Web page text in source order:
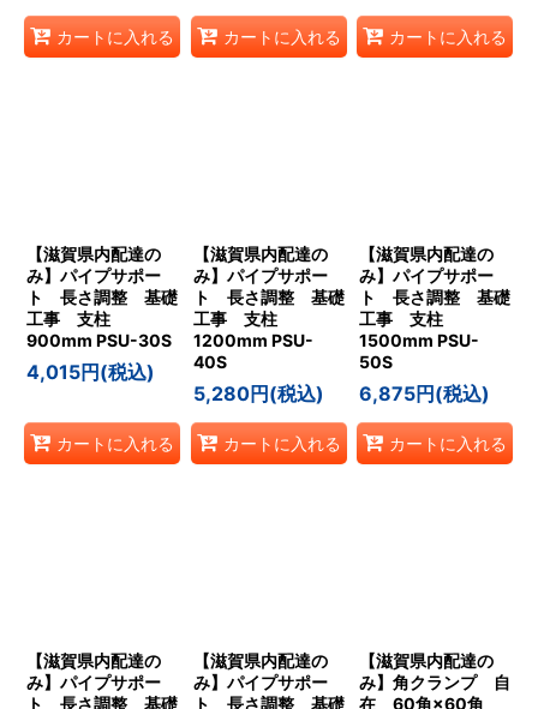
カートに入れる カートに入れる カートに入れる
【滋賀県内配達の
み】パイプサポー
ト 長さ調整 基礎
工事 支柱
900mm PSU-30S
4,015円 (税込)
カートに入れる
【滋賀県内配達の
み】パイプサポー
ト 長さ調整 基礎
工事 支柱
1200mm PSU-
40S
5,280円 (税込)
カートに入れる
【滋賀県内配達の
み】パイプサポー
ト 長さ調整 基礎
工事 支柱
1500mm PSU-
50S
6,875円 (税込)
カートに入れる
【滋賀県内配達の
み】パイプサポー
ト 長さ調整 基礎
【滋賀県内配達の
み】パイプサポー
ト 長さ調整 基礎
【滋賀県内配達の
み】角クランプ 自
在 60角×60角